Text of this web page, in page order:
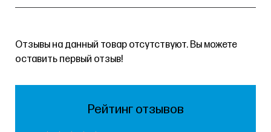
Отзывы на данный товар отсутствуют. Вы можете
оставить первый отзыв!
Рейтинг отзывов